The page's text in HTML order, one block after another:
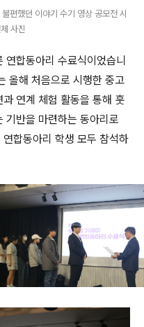
편했던 이야기 수기 영상 공모전 시
사진
합동아리 수료식이었습니
올해 처음으로 시행한 중고
과 연계 체험 활동을 통해 훗
기반을 마련하는 동아리로
합동아리 학생 모두 참석하